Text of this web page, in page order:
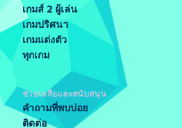
เกมส์ 2 ผู้เล่น
เกมปริศนา
เกมแต่งตัว
ทุกเกม
ช่วยเหลือและสนับสนุน
คำถามที่พบบ่อย
ติดต่อ